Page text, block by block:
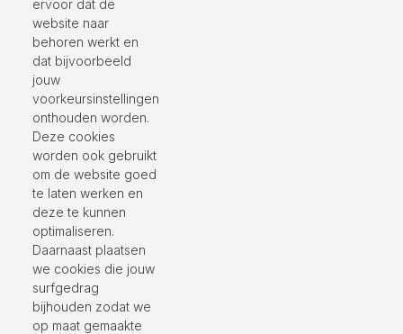
ervoor dat de
website naar
behoren werkt en
dat bijvoorbeeld
jouw
voorkeursinstellingen
onthouden worden.
Deze cookies
worden ook gebruikt
om de website goed
te laten werken en
deze te kunnen
optimaliseren.
Daarnaast plaatsen
we cookies die jouw
surfgedrag
bijhouden zodat we
op maat gemaakte